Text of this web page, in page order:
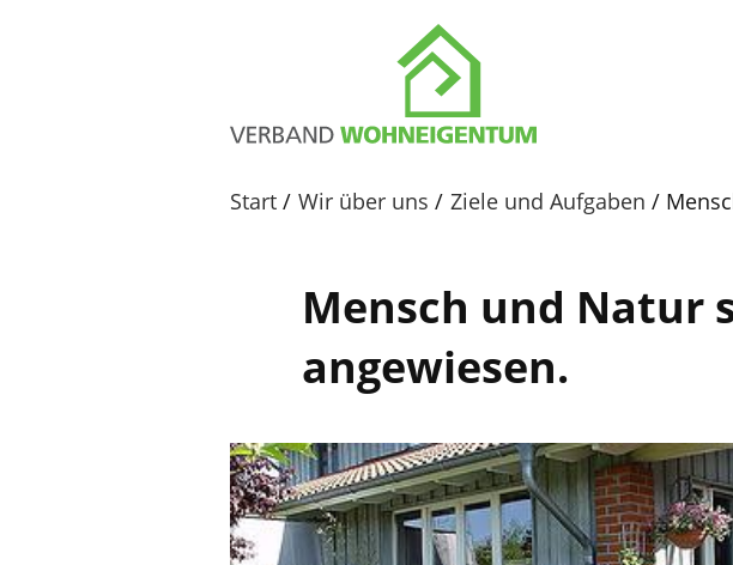
Start Wir über uns Ziele und Aufgaben
Mensch und Natur
angewiesen.